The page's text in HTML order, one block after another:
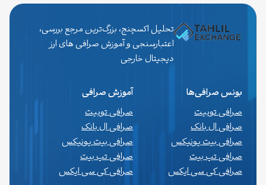
تحلیل اکسچنج، بزرگ‌ترین مرجع بررسی،
اعتبارسنجی و آموزش صرافی های ارز
دیجیتال خارجی
بونس صرافی‌ها
صرافی توبیت
صرافی ال بانک
صرافی بیت یونیکس
صرافی تپ بیت
صرافی کی سی ایکس
آموزش صرافی
صرافی توبیت
صرافی ال بانک
صرافی بیت یونیکس
صرافی تپ بیت
صرافی کی سی ایکس